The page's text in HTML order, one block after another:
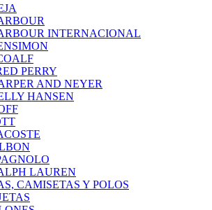
INTERNACIONAL
PERRY
AND NEYER
HANSEN
LAUREN
CAMISETAS Y POLOS